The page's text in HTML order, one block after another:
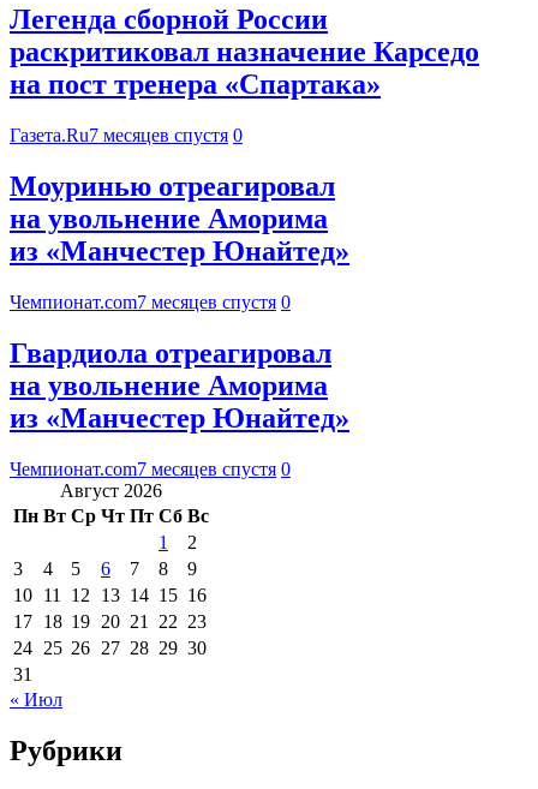
Легенда сборной России
раскритиковал назначение Карседо
на пост тренера «Спартака»
Газета.Ru7 месяцев спустя 0
Моуринью отреагировал
на увольнение Аморима
из «Манчестер Юнайтед»
Чемпионат.com7 месяцев спустя 0
Гвардиола отреагировал
на увольнение Аморима
из «Манчестер Юнайтед»
Чемпионат.com7 месяцев спустя 0
Август 2026
Пн Вт Ср Чт Пт Сб Вс
1
2
3
4 5 6 7 8
9
10 11 12 13 14 15 16
17 18 19 20 21 22 23
24 25 26 27 28 29 30
31
« Июл
Рубрики